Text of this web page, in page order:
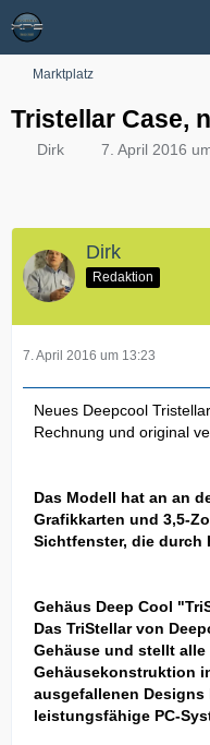
Marktplatz
Tristellar Case,
Dirk 7. April 2016
Dirk
Redaktion
7. April 2016 um 13:23
Neues Deepcool
Rechnung und original
Das Modell hat an an
Grafikkarten und 3,5-
Sichtfenster, die durch
Gehäus Deep Cool
Das TriStellar von
Gehäuse und stellt
Gehäusekonstruktion
ausgefallenen
leistungsfähige PC-